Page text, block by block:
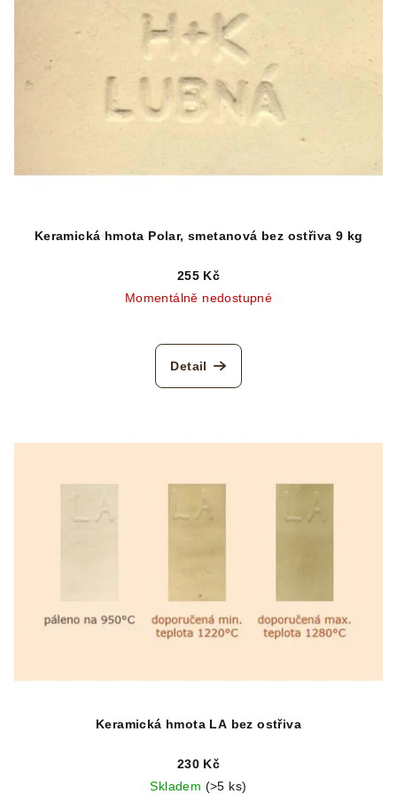
Keramická hmota Polar, smetanová bez ostřiva 9 kg
255 Kč
Momentálně nedostupné
Detail
Keramická hmota LA bez ostřiva
230 Kč
Skladem (>5 ks)